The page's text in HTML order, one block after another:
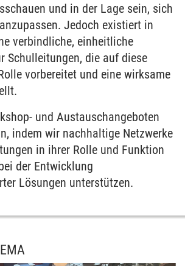
und in der Lage sein, sich
Jedoch existiert in
verbindliche, einheitliche
Schulleitungen, die auf diese
vorbereitet und eine wirksame
und Austauschangeboten
indem wir nachhaltige Netzwerke
in ihrer Rolle und Funktion
der Entwicklung
Lösungen unterstützen.